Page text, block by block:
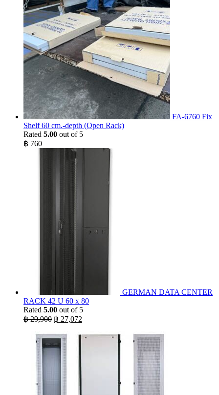
FA-6760 Fix
Shelf 60 cm.-depth (Open Rack)
Rated 5.00 out of 5
฿ 760
GERMAN DATA CENTER
RACK 42 U 60 x 80
Rated 5.00 out of 5
฿29,900 Original
was:
฿ 29,900.
฿ 27,072
is: